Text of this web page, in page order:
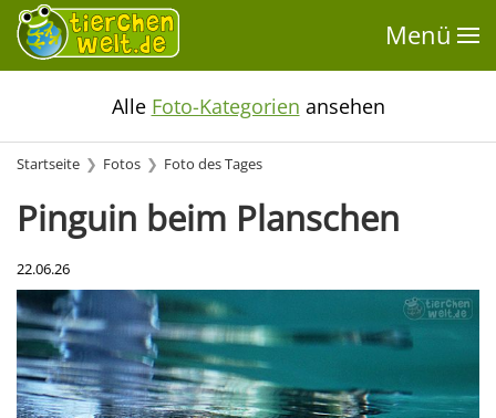
Menü
Alle Foto-Kategorien ansehen
Startseite Fotos Foto des Tages
Pinguin beim Planschen
22.06.26